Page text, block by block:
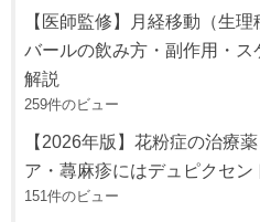
【医師監修】月経移動（生
バールの飲み方・副作用・
解説
259件のビュー
【2026年版】花粉症の治療
ア・蕁麻疹にはデュピクセン
151件のビュー